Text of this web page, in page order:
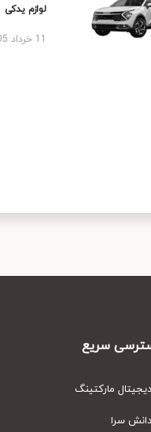
لوازم یدکی
سریع
مارکتینگ
سرا